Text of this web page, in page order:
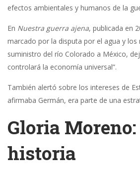
efectos ambientales y humanos de la
En Nuestra guerra ajena, publicada en
marcado por la disputa por el agua y
suministro del río Colorado a México,
controlará la economía universal”.
También alertó sobre los intereses de
afirmaba Germán, era parte de una
Gloria
historia